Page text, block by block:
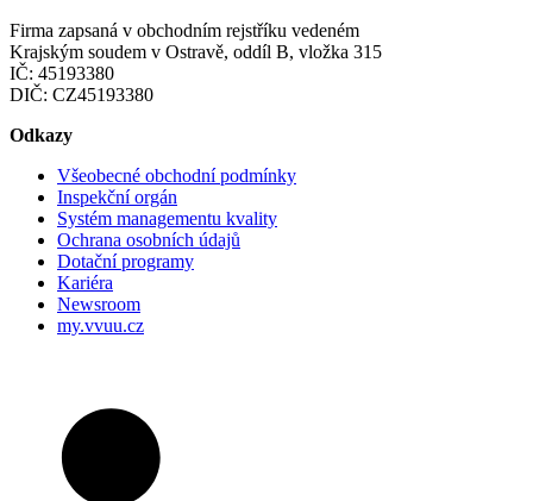
Firma zapsaná v obchodním rejstříku vedeném
Krajským soudem v Ostravě, oddíl B, vložka 315
IČ: 45193380
DIČ: CZ45193380
Odkazy
Všeobecné obchodní podmínky
Inspekční orgán
Systém managementu kvality
Ochrana osobních údajů
Dotační programy
Kariéra
Newsroom
my.vvuu.cz